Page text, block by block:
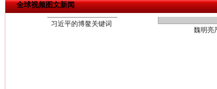
全球视频图文新闻